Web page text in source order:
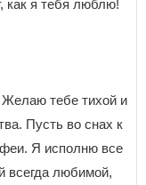
как я тебя люблю!
тебе тихой и
Пусть во снах к
феи. Я исполню все
всегда любимой,